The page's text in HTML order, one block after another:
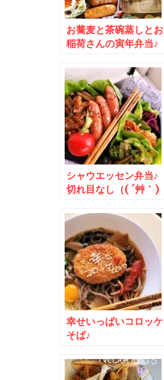
お蕎麦と茶碗蒸しとお
稲荷さんの寅年弁当♪
シャウエッセン弁当♪
切れ目なし（( ´艸｀)
幸せいっぱいコロッケ
そば♪